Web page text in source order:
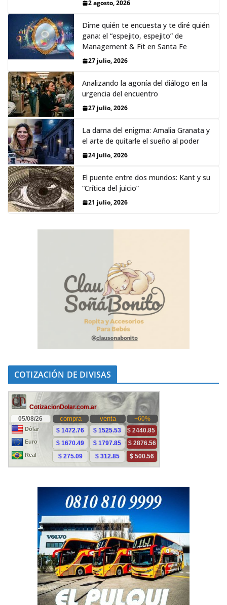
2 agosto, 2026
Dime quién te encuesta y te diré quién
gana: el “espejito, espejito” de
Management & Fit en Santa Fe
27 julio, 2026
Analizando la agonía del diálogo en la
urgencia del encuentro
27 julio, 2026
La dama del enigma: Amalia Granata y
el arte de quitarle el sueño al poder
24 julio, 2026
El puente entre dos mundos: Kant y su
“Crítica del juicio”
21 julio, 2026
COTIZACIÓN DE DIVISAS